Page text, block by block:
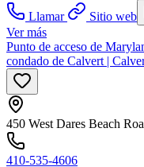
Llamar
Sitio web
Ver más
Punto de acceso de
condado de Calvert |
450 West Dares Beach
410-535-4606